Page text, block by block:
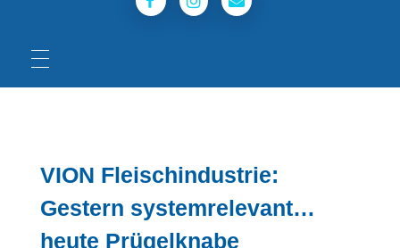
VION Fleischindustrie:
Gestern systemrelevant…
heute Prügelknabe